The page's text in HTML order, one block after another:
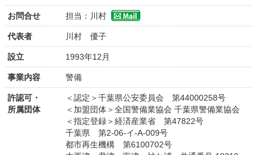
お問合せ 担当：川村
代表者 川村 優子
設立 1993年12月
事業内容 警備
許認可・
所属団体
＜認定＞千葉県公安委員会 第44000258号
＜加盟団体＞全国警備業協会 千葉県警備業協会
＜指定登録＞経済産業省 第47822号
千葉県 第2-06-イ-A-009号
都市再生機構 第6100702号